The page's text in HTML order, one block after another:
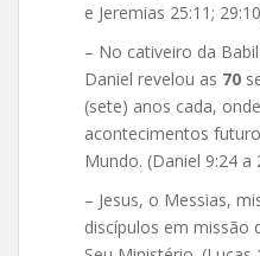
e Jeremias 25:11;
– No cativeiro da
Daniel revelou as 70
(sete) anos cada,
acontecimentos
Mundo. (Daniel 9:24 a
– Jesus, o Messias,
discípulos em missão